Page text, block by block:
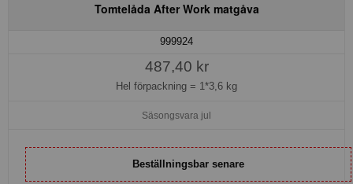
Tomtelåda After Work matgåva
999924
487,40 kr
Hel förpackning = 1*3,6 kg
Säsongsvara jul
Beställningsbar senare